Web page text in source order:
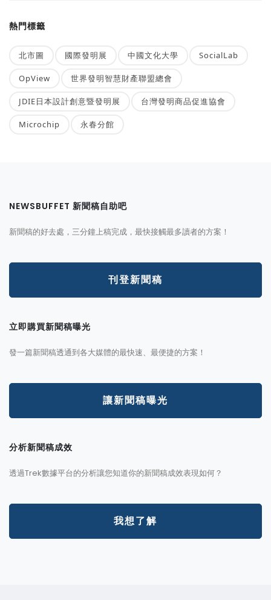
熱門標籤
北市圖 國際發明展 中國文化大學 SocialLab
OpView 世界發明智慧財產聯盟總會
JDIE日本設計創意暨發明展 台灣發明商品促進協會
Microchip 永春分館
NEWSBUFFET 新聞稿自助吧
新聞稿的好去處，三分鐘上稿完成，最快接觸最多讀者的方案！
刊登新聞稿
立即購買新聞稿曝光
發一篇新聞稿透通到各大媒體的最快速、最便捷的方案！
讓新聞稿曝光
分析新聞稿成效
透過Trek數據平台的分析讓您知道你的新聞稿成效表現如何？
我想了解